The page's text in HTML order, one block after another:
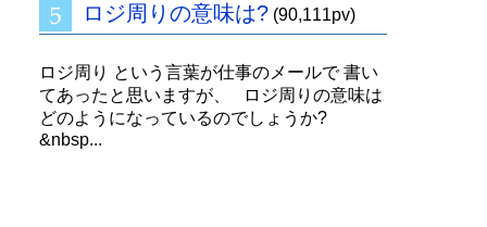
ロジ周りの意味は? (90,111pv)
ロジ周り という言葉が仕事のメールで 書い
てあったと思いますが、 ロジ周りの意味は
どのようになっているのでしょうか?
&nbsp...